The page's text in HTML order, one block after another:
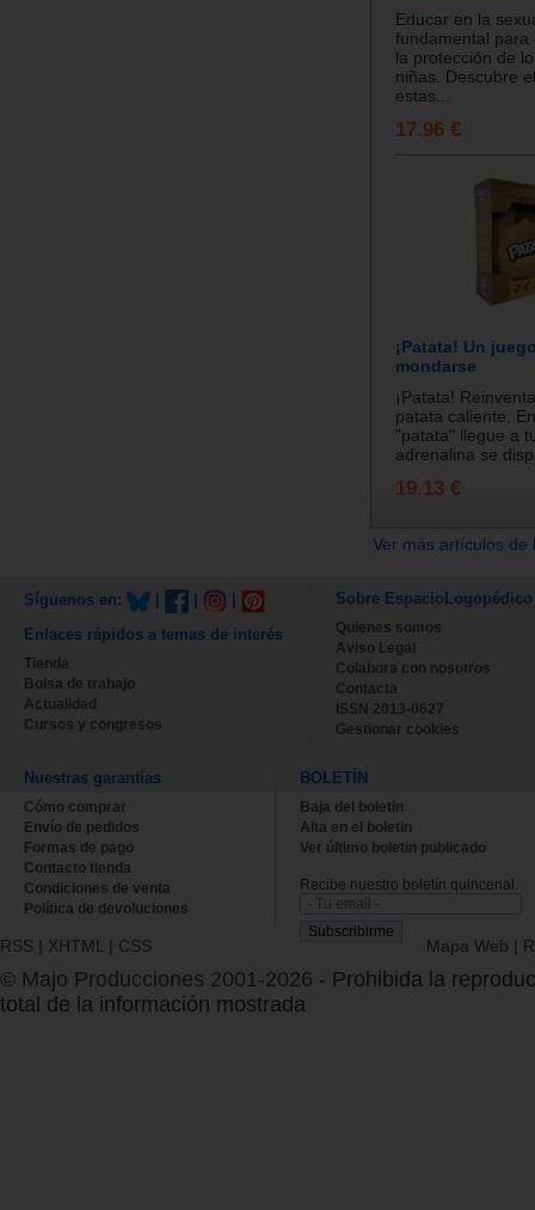
Educar en la
fundamental para
la protección de
niñas. Descubre
estas...
17.96 €
¡Patata! Un
mondarse
¡Patata!
patata caliente.
"patata" llegue a
adrenalina se
19.13 €
Ver más artículos
Síguenos en:
Enlaces rápidos a temas de interés
Tienda
Bolsa de trabajo
Actualidad
Cursos y congresos
Sobre EspacioLogopédico
Quienes somos
Aviso Legal
Colabora con nosotros
Contacta
ISSN 2013-0627
Gestionar cookies
Nuestras garantías
Cómo comprar
Envío de pedidos
Formas de pago
Contacto tienda
Condiciones de venta
Política de devoluciones
BOLETÍN
Baja del boletin
Alta en el boletin
Ver último boletin publicado
Recibe nuestro boletín quincenal.
RSS | XHTML | CSS Mapa Web |
© Majo Producciones 2001-2026 - Prohibida la
total de la información mostrada